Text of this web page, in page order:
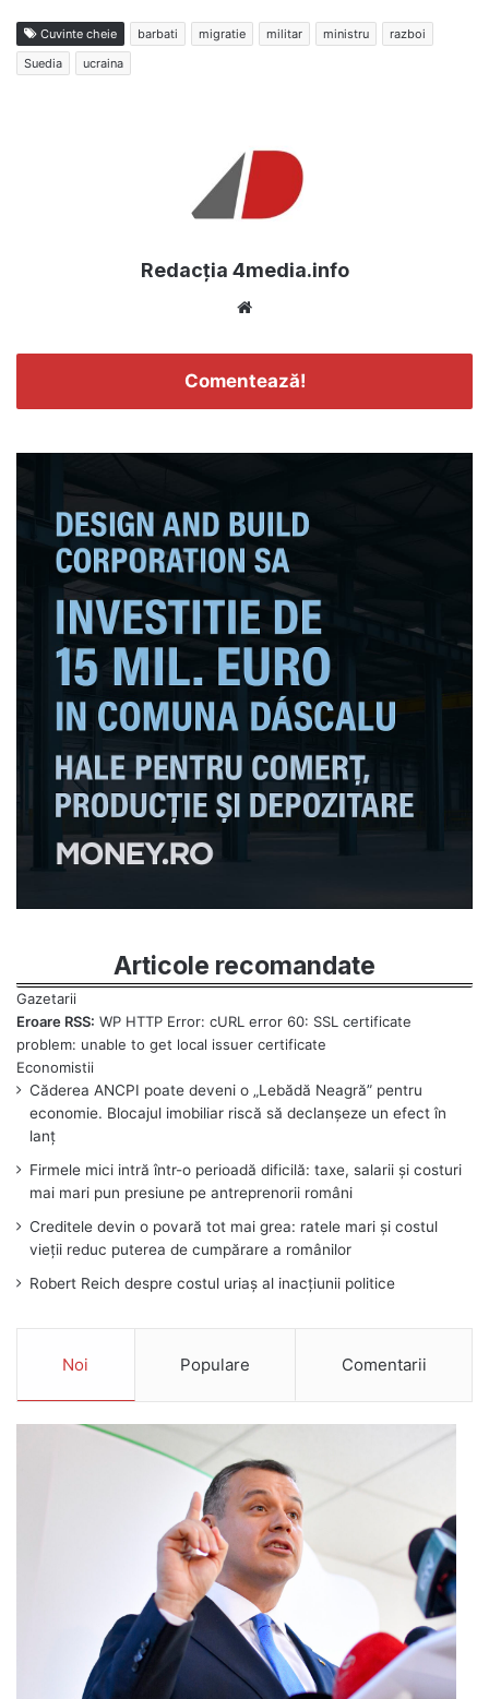
Cuvinte cheie barbati migratie militar ministru
razboi
Suedia
ucraina
Redacția 4media.info
Comentează!
Articole recomandate
Eroare RSS: WP HTTP Error: cURL error 60: SSL certificate
problem: unable to get local issuer certificate
Căderea ANCPI poate deveni o „Lebădă Neagră” pentru
economie. Blocajul imobiliar riscă să declanșeze un efect în
lanț
Firmele mici intră într-o perioadă dificilă: taxe, salarii și costuri
mai mari pun presiune pe antreprenorii români
Creditele devin o povară tot mai grea: ratele mari și costul
vieții reduc puterea de cumpărare a românilor
Robert Reich despre costul uriaș al inacțiunii politice
Noi Populare Comentarii